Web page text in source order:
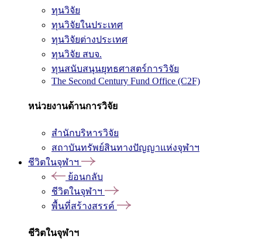
ทุนวิจัย
ทุนวิจัยในประเทศ
ทุนวิจัยต่างประเทศ
ทุนวิจัย สบจ.
ทุนสนับสนุนยุทธศาสตร์การวิจัย
The Second Century Fund Office (C2F)
หน่วยงานด้านการวิจัย
สำนักบริหารวิจัย
สถาบันทรัพย์สินทางปัญญาแห่งจุฬาฯ
ชีวิตในจุฬาฯ
ย้อนกลับ
ชีวิตในจุฬาฯ
พื้นที่สร้างสรรค์
ชีวิตในจุฬาฯ